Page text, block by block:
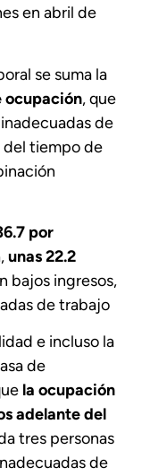
en abril de
se suma la
ocupación, que
de
tiempo de
por
unas 22.2
bajos ingresos,
de trabajo
e incluso la
de
la ocupación
adelante del
tres personas
de